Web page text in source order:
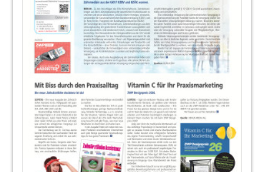
Implant Events: Implantologie für
Einsteiger und Experten in München
Redaktion
18. IMPLANTOLOGY START UP 2011
today - Show Review
Redaktion
NSK Europe GmbH